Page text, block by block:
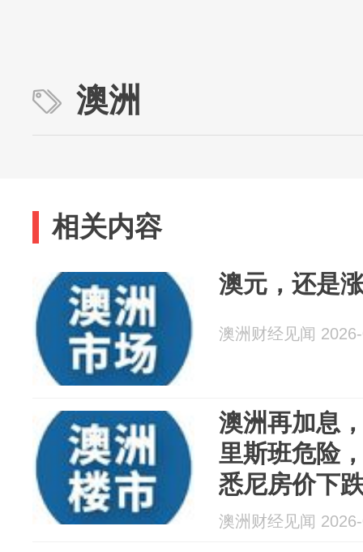
澳洲
相关内容
澳元，还是
澳洲财经见闻
澳洲再加息
里斯班危险
悉尼房价下
澳洲财经见闻